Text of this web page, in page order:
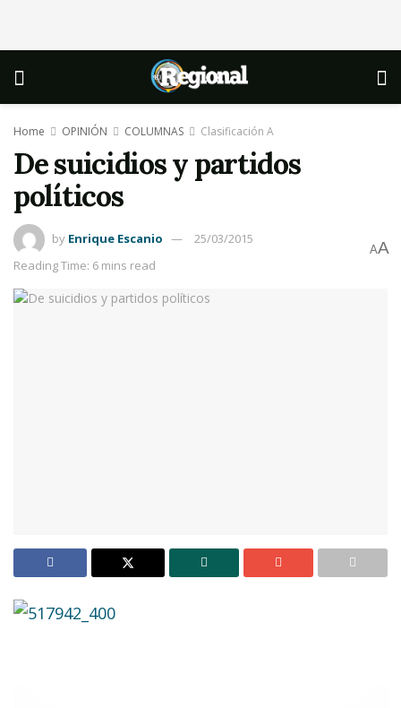
Home OPINIÓN COLUMNAS Clasificación A
De suicidios y partidos
políticos
by Enrique Escanio
25/03/2015
Reading Time: 6 mins read
AA